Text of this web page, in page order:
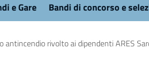
e Gare Bandi di concorso e
antincendio rivolto ai dipendenti ARES